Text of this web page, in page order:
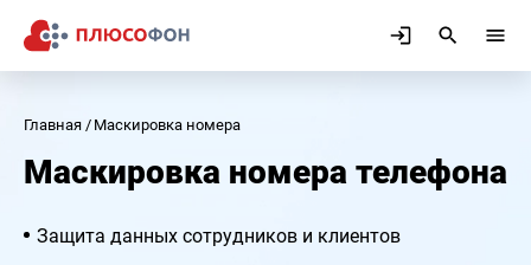
Главная Маскировка номера
Маскировка номера телефона
Защита данных сотрудников и клиентов